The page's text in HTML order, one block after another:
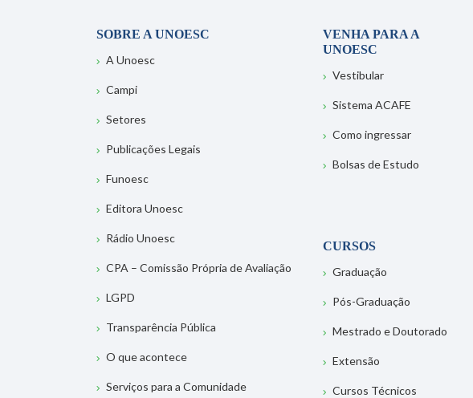
SOBRE A UNOESC
A Unoesc
Campi
Setores
Publicações Legais
Funoesc
Editora Unoesc
Rádio Unoesc
CPA – Comissão Própria de Avaliação
LGPD
Transparência Pública
O que acontece
Serviços para a Comunidade
VENHA PARA A
UNOESC
Vestibular
Sistema ACAFE
Como ingressar
Bolsas de Estudo
CURSOS
Graduação
Pós-Graduação
Mestrado e Doutorado
Extensão
Cursos Técnicos